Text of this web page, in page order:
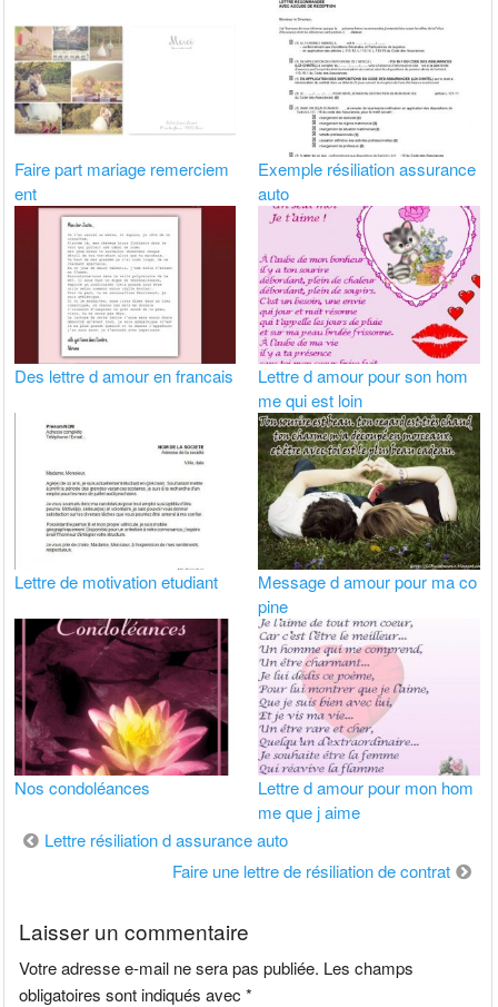
Faire part mariage remerciem
ent
Exemple résiliation assurance
auto
Des lettre d amour en francais
Lettre d amour pour son hom
me qui est loin
Lettre de motivation etudiant
Message d amour pour ma co
pine
Nos condoléances
Lettre d amour pour mon hom
me que j aime
Navigation
Lettre résiliation d assurance auto
Faire une lettre de résiliation de contrat
Laisser un commentaire
Votre adresse e-mail ne sera pas publiée. Les champs
obligatoires sont indiqués avec*